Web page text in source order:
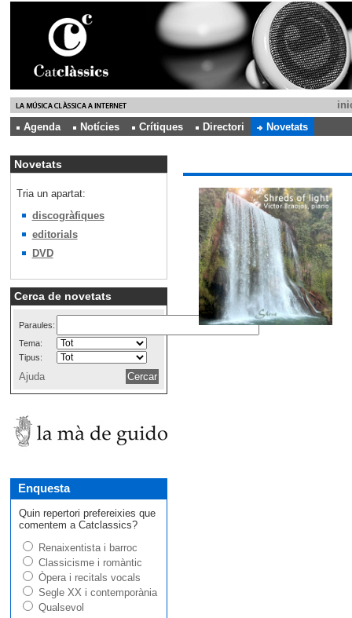
Agenda
Notícies Crítiques Directori Novetats
Novetats
Tria un apartat:
discogràfiques
editorials
DVD
Cerca de novetats
Paraules:
Tema:
Tipus:
Ajuda
Enquesta
Quin repertori prefereixies que
comentem a Catclassics?
Renaixentista i barroc
Classicisme i romàntic
Òpera i recitals vocals
Segle XX i contemporània
Qualsevol